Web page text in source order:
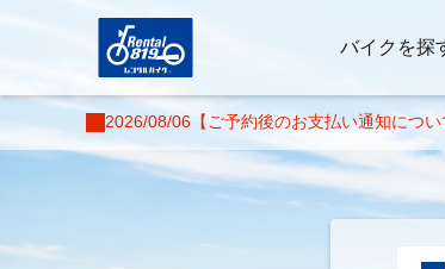
バイクを探
2026/08/06 【ご予約後のお支払い通知につい